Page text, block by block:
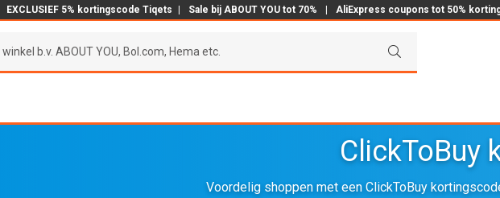
EXCLUSIEF 5% kortingscode Tiqets Sale bij ABOUT YOU tot 70% AliExpress coupons tot 50%
ClickToBuy
Voordelig shoppen met een ClickToBuy